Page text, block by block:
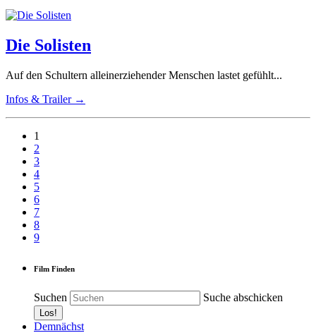
Die Solisten
Auf den Schultern alleinerziehender Menschen lastet gefühlt...
Infos & Trailer →
1
2
3
4
5
6
7
8
9
Film Finden
Suchen Suche abschicken
Demnächst